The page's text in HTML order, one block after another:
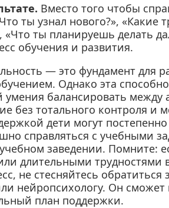
Вместо того чтобы
ты узнал нового?», «Какие
«Что ты планируешь делать
обучения и развития.
— это фундамент для
Однако эта
умения балансировать между
без тотального контроля и
дети могут
справляться с учебными
заведении. Помните:
длительными трудностями
не стесняйтесь
нейропсихологу. Он сможет
план поддержки.